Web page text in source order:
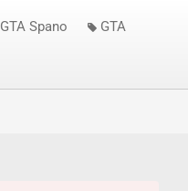
GTA Spano GTA